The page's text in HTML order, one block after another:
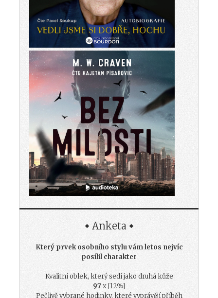
Anketa
Který prvek osobního stylu vám letos nejvíc
posílil charakter
Kvalitní oblek, který sedí jako druhá kůže
97x [12%]
Pečlivě vybrané hodinky, které vyprávějí příběh